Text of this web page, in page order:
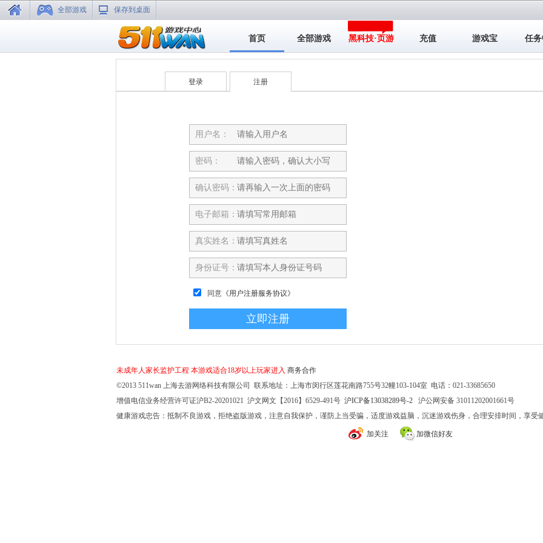
全部游戏 保存到桌面
首页 全部游戏 黑科技·页游 充值 游戏宝 任
登录 注册
用户名：
密码：
确认密码：
电子邮箱：
真实姓名：
身份证号：
同意 《用户注册服务协议》
未成年人家长监护工程 本游戏适合18岁以上玩家进入 商务合作
©2013 511wan 上海去游网络科技有限公司 联系地址：上海市闵行区莲花南路755号32幢103-104室 电话：021-33685650
增值电信业务经营许可证沪B2-20201021 沪文网文【2016】6529-491号 沪ICP备13038289号-2 沪公网安备 31011202001661号
健康游戏忠告：抵制不良游戏，拒绝盗版游戏，注意自我保护，谨防上当受骗，适度游戏益脑，沉迷游戏伤身，合理安排时间，享受
加关注 加微信好友